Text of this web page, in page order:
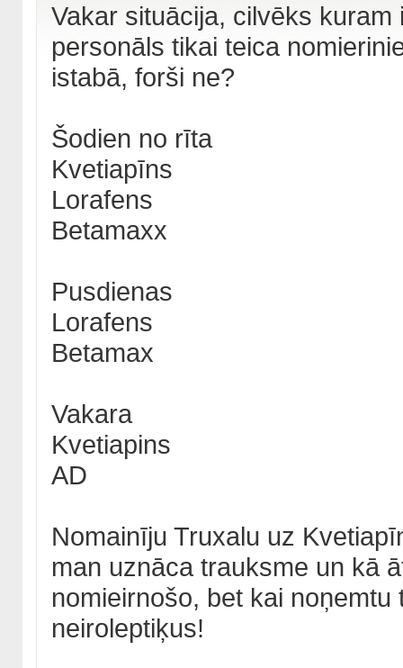
Vakar situācija, cilvēks
personāls tikai teica
istabā, forši ne?
Šodien no rīta
Kvetiapīns
Lorafens
Betamaxx
Pusdienas
Lorafens
Betamax
Vakara
Kvetiapins
AD
Nomainīju Truxalu uz
man uznāca trauksme un kā
nomieirnošo, bet kai
neiroleptiķus!